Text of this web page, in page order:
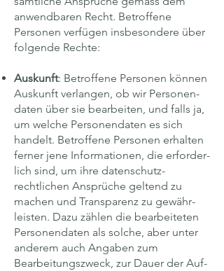
anwendbaren Recht. Betroffene
Personen verfügen insbesondere über
folgende Rechte:
Auskunft: Betroffene Personen können
Auskunft verlangen, ob wir Personen­
daten über sie bearbeiten, und falls ja,
um welche Personen­daten es sich
handelt. Betroffene Personen erhalten
ferner jene Infor­mationen, die erforder­
lich sind, um ihre daten­schutz­
rechtlichen Ansprüche geltend zu
machen und Trans­parenz zu gewähr­
leisten. Dazu zählen die bearbeiteten
Personen­daten als solche, aber unter
anderem auch Angaben zum
Bearbeitungs­zweck, zur Dauer der Auf­